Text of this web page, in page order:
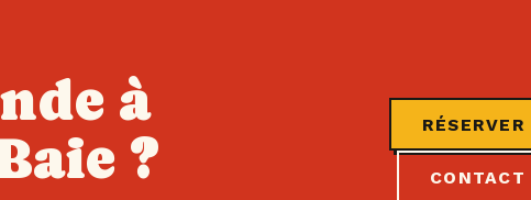
à
?
RÉSERVER
CONTACT